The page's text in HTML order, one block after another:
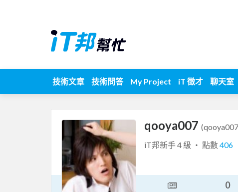
技術文章 技術問答 My Project iT 徵才 聊天室
qooya007
iT邦新手 4 級 ‧ 點數406
0